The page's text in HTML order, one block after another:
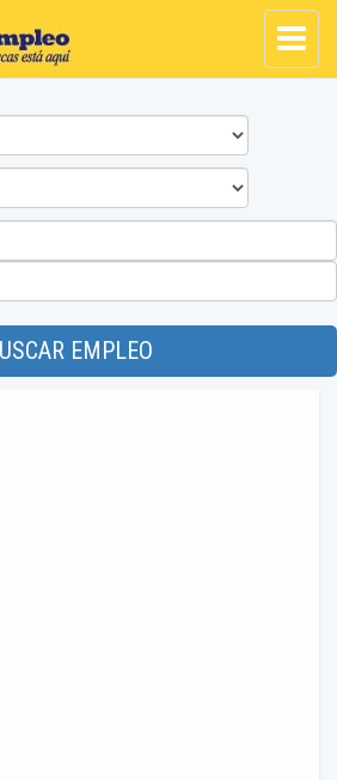
EMPLEO